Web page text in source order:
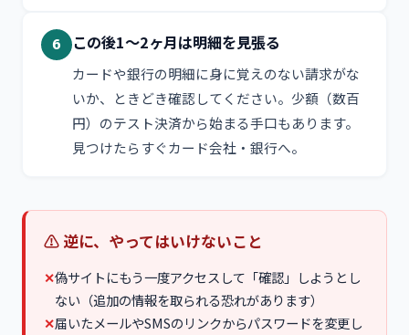
6 この後1〜2ヶ月は明細を見張る
カードや銀行の明細に身に覚えのない請求がな
いか、ときどき確認してください。少額（数百
円）のテスト決済から始まる手口もあります。
見つけたらすぐカード会社・銀行へ。
⚠ 逆に、やってはいけないこと
✕偽サイトにもう一度アクセスして「確認」しようとし
ない（追加の情報を取られる恐れがあります）
✕届いたメールやSMSのリンクからパスワードを変更し